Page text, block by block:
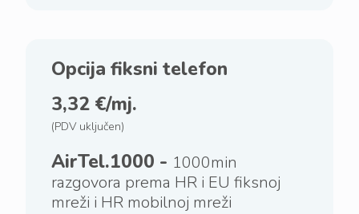
Opcija fiksni telefon
3,32 €/mj.
(PDV uključen)
AirTel.1000 - 1000min
razgovora prema HR i EU fiksnoj
mreži i HR mobilnoj mreži